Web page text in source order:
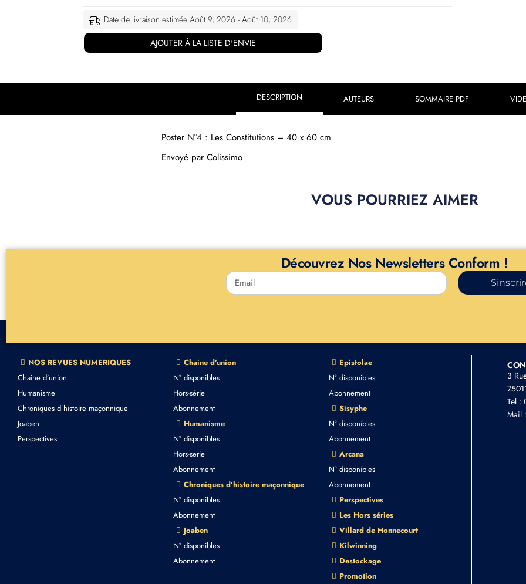
Date de livraison estimée Août 9, 2026 - Août 10, 2026
AJOUTER À LA LISTE D'ENVIE
DESCRIPTION AUTEURS SOMMAIRE PDF
Poster N°4 : Les Constitutions – 40 x 60 cm
Envoyé par Colissimo
VOUS POURRIEZ AIMER
Découvrez Nos Newsletters Conform !
NOS REVUES NUMERIQUES
Chaine d’union
Humanisme
Chroniques d’histoire maçonnique
Joaben
Perspectives
Chaine d’union
N° disponibles
Hors-série
Abonnement
Humanisme
N° disponibles
Hors-serie
Abonnement
Chroniques d’histoire maçonnique
N° disponibles
Abonnement
Joaben
N° disponibles
Abonnement
Epistolae
N° disponibles
Abonnement
Sisyphe
N° disponibles
Abonnement
Arcana
N° disponibles
Abonnement
Perspectives
Les Hors séries
Villard de Honnecourt
Kilwinning
Destockage
Promotion
3
Tel :
Mail